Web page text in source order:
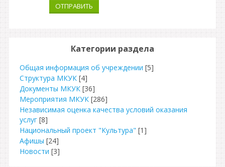
ОТПРАВИТЬ
Категории раздела
Общая информация об учреждении [5]
Структура МКУК [4]
Документы МКУК [36]
Мероприятия МКУК [286]
Независимая оценка качества условий оказания
услуг [8]
Национальный проект "Культура" [1]
Афишы [24]
Новости [3]